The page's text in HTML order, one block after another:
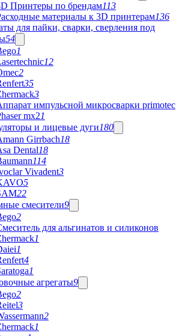
Принтеры по брендам113
материалы к 3D принтерам136
для пайки, сварки, сверления под
54
1
12
2
35
3
импульсной микросварки primotec
mx21
и лицевые дуги180
Girrbach18
Dental18
114
Vivadent3
5
22
смесители9
2
для альгинатов и силиконов
1
1
4
1
агрегаты9
2
3
2
1